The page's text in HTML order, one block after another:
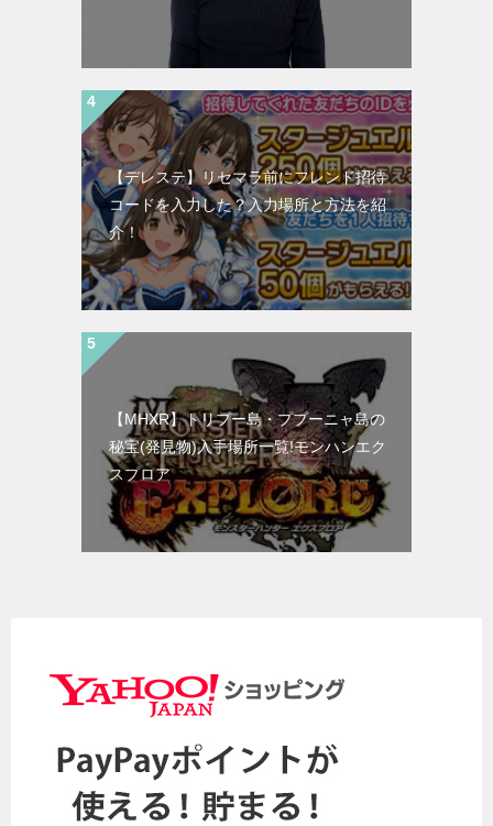
【デレステ】リセマラ前にフレンド招待
コードを入力した？入力場所と方法を紹
介！
【MHXR】トリプー島・ププーニャ島の
秘宝(発見物)入手場所一覧!モンハンエク
スプロア